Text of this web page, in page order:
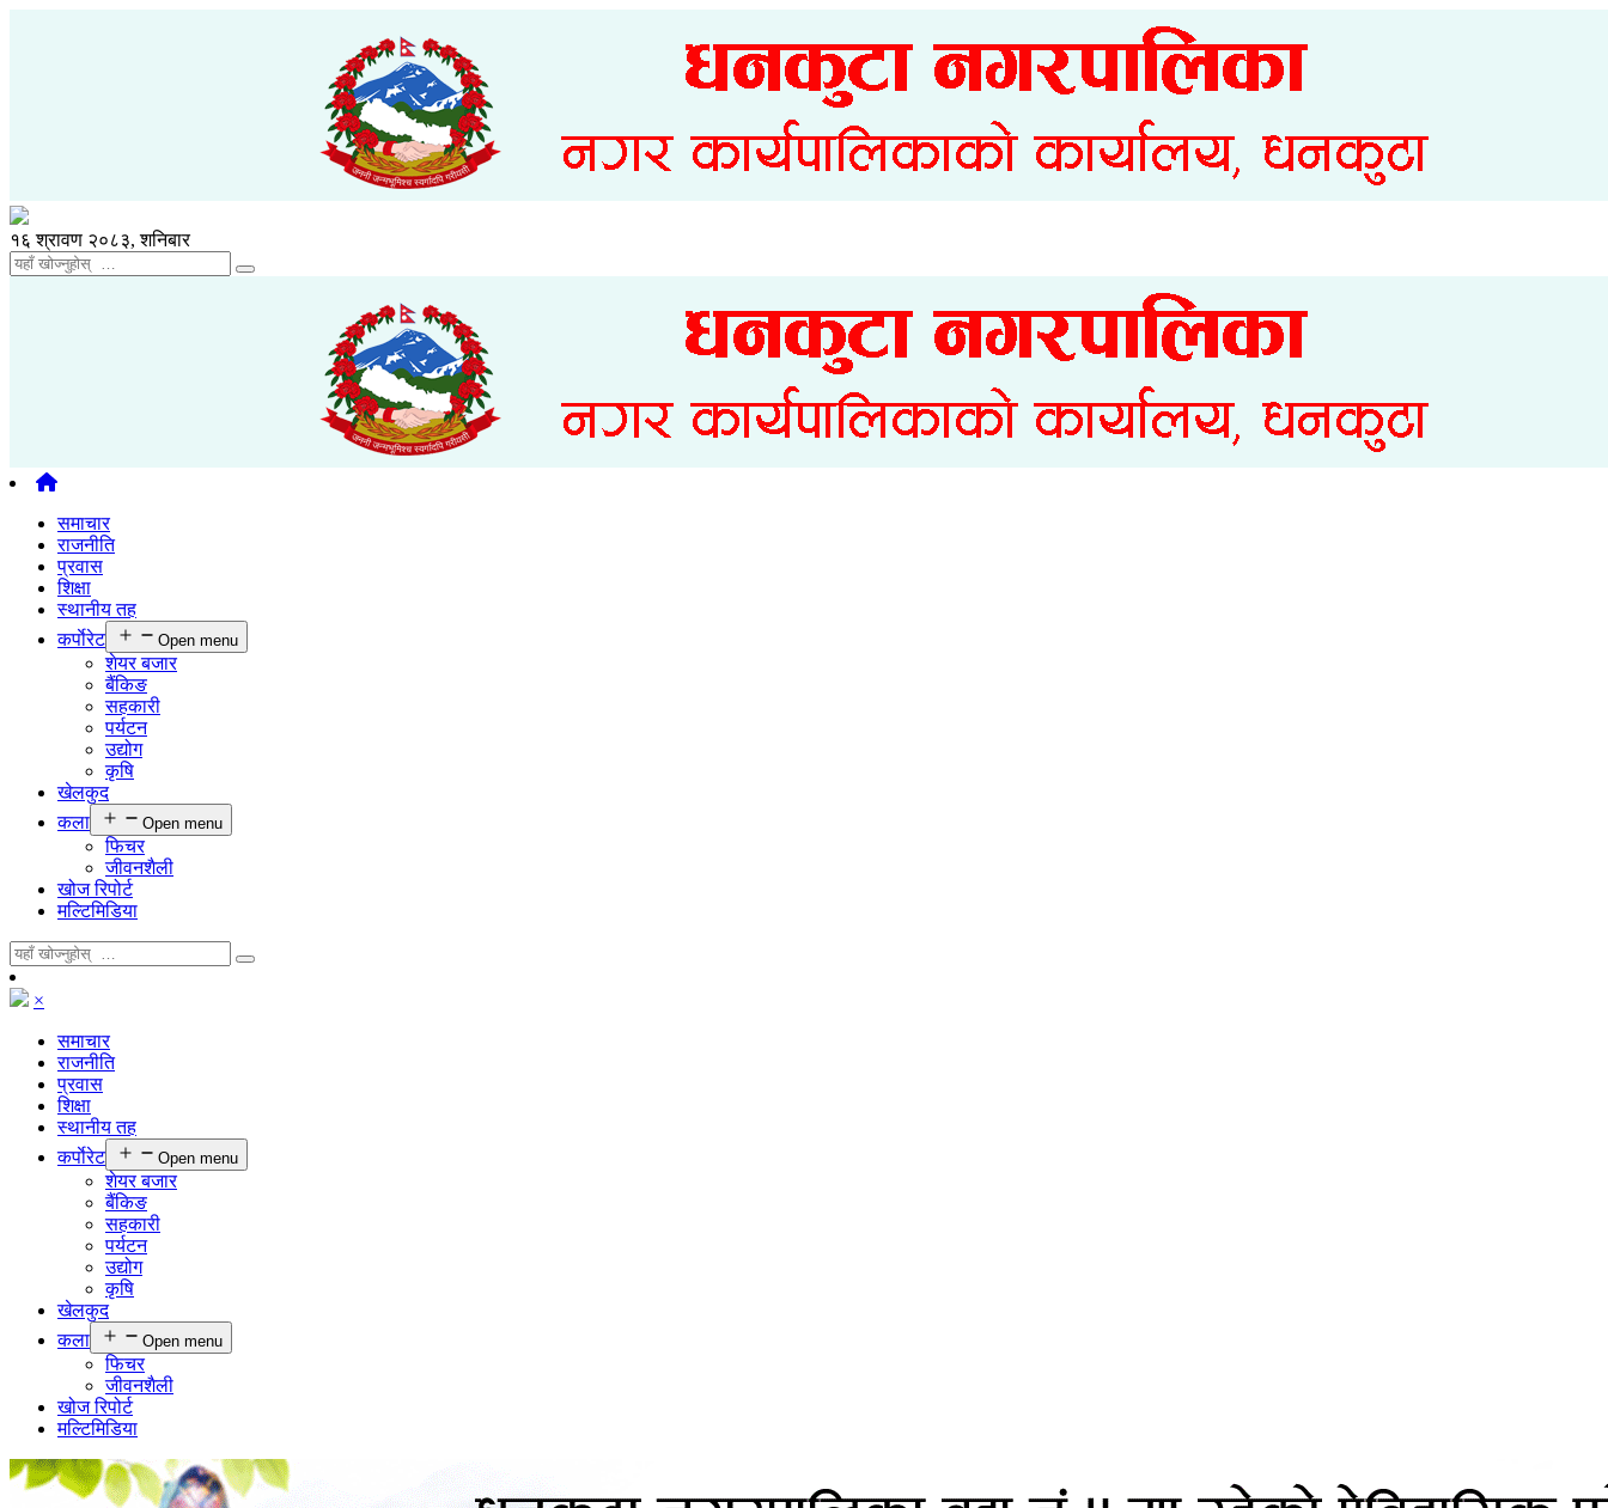
१६ श्रावण २०८३, शनिबार
समाचार
राजनीति
प्रवास
शिक्षा
स्थानीय तह
कर्पाेरेट
Open menu
शेयर बजार
बैंकिङ
सहकारी
पर्यटन
उद्योग
कृषि
खेलकुद
कला
Open menu
फिचर
जीवनशैली
खोज रिपोर्ट
मल्टिमिडिया
×
समाचार
राजनीति
प्रवास
शिक्षा
स्थानीय तह
कर्पाेरेट
Open menu
शेयर बजार
बैंकिङ
सहकारी
पर्यटन
उद्योग
कृषि
खेलकुद
कला
Open menu
फिचर
जीवनशैली
खोज रिपोर्ट
मल्टिमिडिया